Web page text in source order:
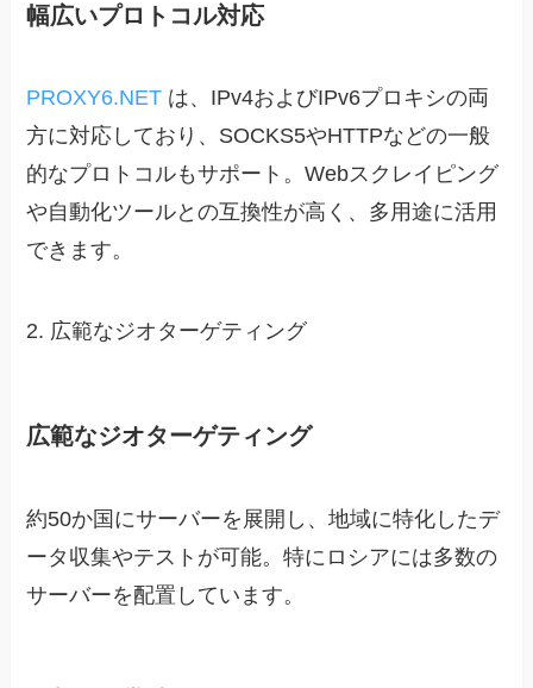
幅広いプロトコル対応
PROXY6.NET は、IPv4およびIPv6プロキシの両
方に対応しており、SOCKS5やHTTPなどの一般
的なプロトコルもサポート。Webスクレイピング
や自動化ツールとの互換性が高く、多用途に活用
できます。
2. 広範なジオターゲティング
広範なジオターゲティング
約50か国にサーバーを展開し、地域に特化したデ
ータ収集やテストが可能。特にロシアには多数の
サーバーを配置しています。